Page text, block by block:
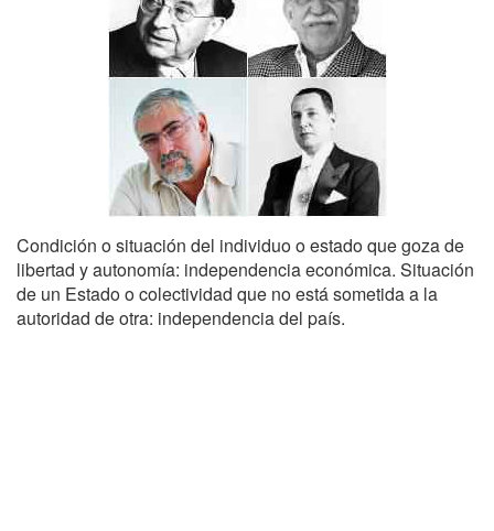
Condición o situación del individuo o estado que goza de
libertad y autonomía: independencia económica. Situación
de un Estado o colectividad que no está sometida a la
autoridad de otra: independencia del país.